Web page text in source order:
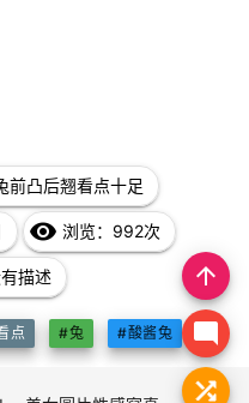
前凸后翘看点十足
remove_red_eye 浏览：992次
描述
点 #兔 #酸酱兔
arrow_upward
mode_comment